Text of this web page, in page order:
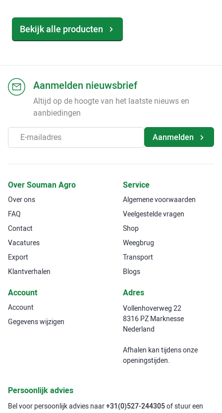
Bekijk alle producten
Aanmelden nieuwsbrief
Altijd op de hoogte van het laatste nieuws en
aanbiedingen
Aanmelden
Over Souman Agro
Over ons
FAQ
Contact
Vacatures
Export
Klantverhalen
Service
Algemene voorwaarden
Veelgestelde vragen
Shop
Weegbrug
Transport
Blogs
Account
Account
Gegevens wijzigen
Adres
Vollenhoverweg 22
8316 PZ Marknesse
Nederland
Afhalen kan tijdens onze
openingstijden.
Persoonlijk advies
Bel voor persoonlijk advies naar+31(0)527-244305of stuur een